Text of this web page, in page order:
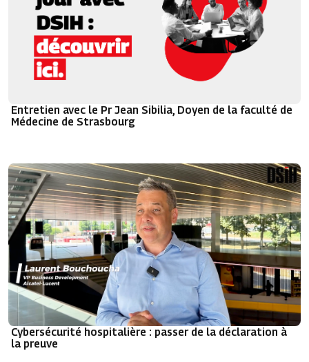
Entretien avec le Pr Jean Sibilia, Doyen de la faculté de
Médecine de Strasbourg
Cybersécurité hospitalière : passer de la déclaration à
la preuve